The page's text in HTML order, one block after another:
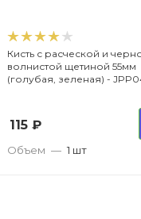
Кисть с расческой и
волнистой щетиной 55мм
(голубая, зеленая) -
115 ₽
Объем — 1 шт